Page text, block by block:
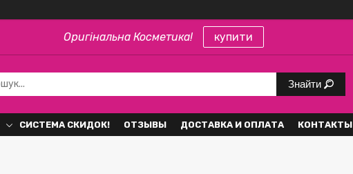
Оригінальна Косметика! купити
Знайти
СИСТЕМА СКИДОК! ОТЗЫВЫ ДОСТАВКА И ОПЛАТА КОНТАКТЫ